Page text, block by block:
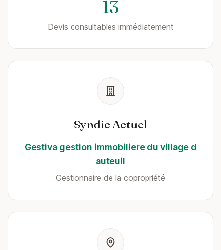
13
Devis consultables immédiatement
Syndic Actuel
Gestiva gestion immobiliere du village d
auteuil
Gestionnaire de la copropriété